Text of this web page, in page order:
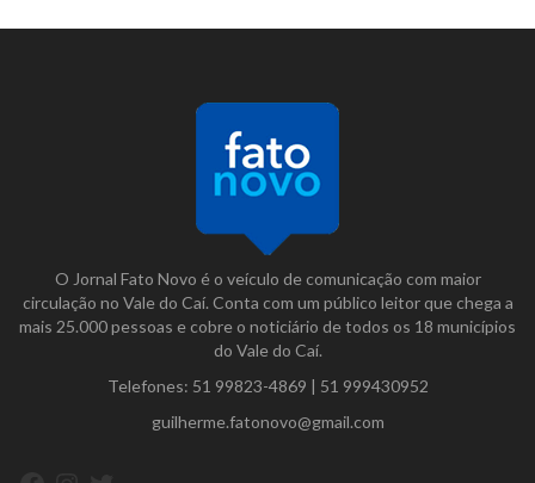
O Jornal Fato Novo é o veículo de comunicação com maior
circulação no Vale do Caí. Conta com um público leitor que chega a
mais 25.000 pessoas e cobre o noticiário de todos os 18 municípios
do Vale do Caí.
Telefones: 51 99823-4869 | 51 999430952
guilherme.fatonovo@gmail.com